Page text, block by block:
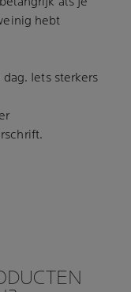
hebt
Iets sterkers